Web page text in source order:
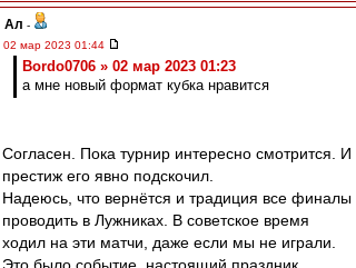
Ал -
02 мар 2023 01:44
Bordo0706 » 02 мар 2023 01:23
а мне новый формат кубка нравится
Согласен. Пока турнир интересно смотрится. И
престиж его явно подскочил.
Надеюсь, что вернётся и традиция все финалы
проводить в Лужниках. В советское время
ходил на эти матчи, даже если мы не играли.